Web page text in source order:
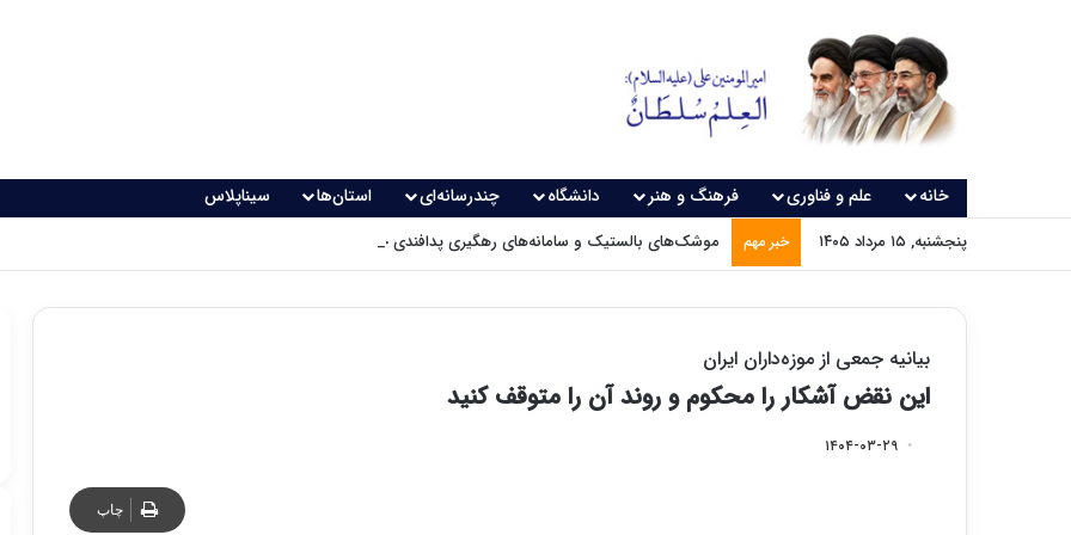
خانه علم و فناوری فرهنگ و هنر دانشگاه چندرسانه‌ای استان‌ها سیناپلاس
پنجشنبه, ۱۵ مرداد ۱۴۰۵ خبر مهم موشک‌های بالستیک و سامانه‌های رهگیری پدافندی چگونه کار می کنند؟
بیانیه‌ جمعی از موزه‌داران ایران
این نقض آشکار را محکوم و روند آن را متوقف کنید
۱۴۰۴-۰۳-۲۹
چاپ